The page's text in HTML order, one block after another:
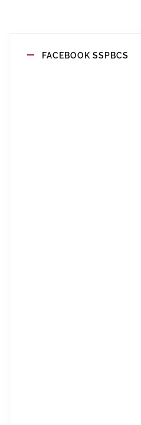
FACEBOOK SSPBCS